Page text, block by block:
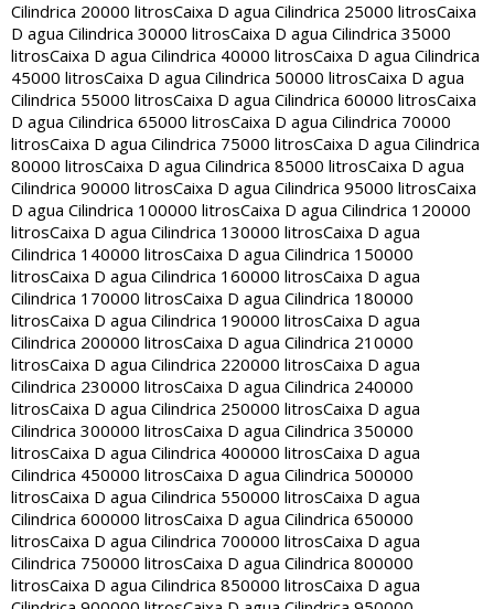
Cilindrica 20000 litrosCaixa D agua Cilindrica 25000 litrosCaixa
D agua Cilindrica 30000 litrosCaixa D agua Cilindrica 35000
litrosCaixa D agua Cilindrica 40000 litrosCaixa D agua Cilindrica
45000 litrosCaixa D agua Cilindrica 50000 litrosCaixa D agua
Cilindrica 55000 litrosCaixa D agua Cilindrica 60000 litrosCaixa
D agua Cilindrica 65000 litrosCaixa D agua Cilindrica 70000
litrosCaixa D agua Cilindrica 75000 litrosCaixa D agua Cilindrica
80000 litrosCaixa D agua Cilindrica 85000 litrosCaixa D agua
Cilindrica 90000 litrosCaixa D agua Cilindrica 95000 litrosCaixa
D agua Cilindrica 100000 litrosCaixa D agua Cilindrica 120000
litrosCaixa D agua Cilindrica 130000 litrosCaixa D agua
Cilindrica 140000 litrosCaixa D agua Cilindrica 150000
litrosCaixa D agua Cilindrica 160000 litrosCaixa D agua
Cilindrica 170000 litrosCaixa D agua Cilindrica 180000
litrosCaixa D agua Cilindrica 190000 litrosCaixa D agua
Cilindrica 200000 litrosCaixa D agua Cilindrica 210000
litrosCaixa D agua Cilindrica 220000 litrosCaixa D agua
Cilindrica 230000 litrosCaixa D agua Cilindrica 240000
litrosCaixa D agua Cilindrica 250000 litrosCaixa D agua
Cilindrica 300000 litrosCaixa D agua Cilindrica 350000
litrosCaixa D agua Cilindrica 400000 litrosCaixa D agua
Cilindrica 450000 litrosCaixa D agua Cilindrica 500000
litrosCaixa D agua Cilindrica 550000 litrosCaixa D agua
Cilindrica 600000 litrosCaixa D agua Cilindrica 650000
litrosCaixa D agua Cilindrica 700000 litrosCaixa D agua
Cilindrica 750000 litrosCaixa D agua Cilindrica 800000
litrosCaixa D agua Cilindrica 850000 litrosCaixa D agua